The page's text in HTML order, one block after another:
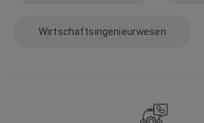
Wirtschaftsingenieurwesen